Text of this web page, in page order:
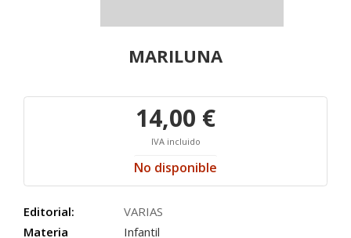
MARILUNA
14,00 €
IVA incluido
No disponible
Editorial:
VARIAS
Materia
Infantil